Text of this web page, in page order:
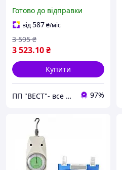
PROTESTER NK-20
Готово до відправки
від587₴/міс
3 523.10₴
3 595 ₴
Купити
ПП "ВЕСТ"- все для зварки, спецодяг та взуття, пожежна безпека, покрівельні матеріали. 97%